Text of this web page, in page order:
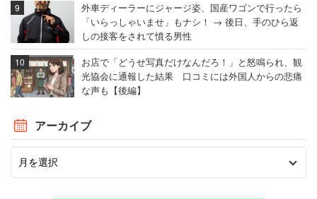
外車ディーラーにジャージ姿、国産ワゴンで行ったら
「いらっしゃいませ」もナシ！ → 後日、手のひら返
しの接客をされて憤る男性
お店で「どうせ写真だけなんだろ！」と怒鳴られ、観
光協会に通報した結果 口コミには外国人からの悲痛
な声も【後編】
アーカイブ